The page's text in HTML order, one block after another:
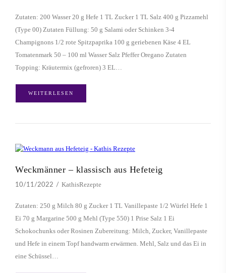
Zutaten: 200 Wasser 20 g Hefe 1 TL Zucker 1 TL Salz 400 g Pizzamehl
(Type 00) Zutaten Füllung: 50 g Salami oder Schinken 3-4
Champignons 1/2 rote Spitzpaprika 100 g geriebenen Käse 4 EL
Tomatenmark 50 – 100 ml Wasser Salz Pfeffer Oregano Zutaten
Topping: Kräutermix (gefroren) 3 EL…
WEITERLESEN
Weckmänner – klassisch aus Hefeteig
10/11/2022 KathisRezepte
Zutaten: 250 g Milch 80 g Zucker 1 TL Vanillepaste 1/2 Würfel Hefe 1
Ei 70 g Margarine 500 g Mehl (Type 550) 1 Prise Salz 1 Ei
Schokochunks oder Rosinen Zubereitung: Milch, Zucker, Vanillepaste
und Hefe in einem Topf handwarm erwärmen. Mehl, Salz und das Ei in
eine Schüssel…